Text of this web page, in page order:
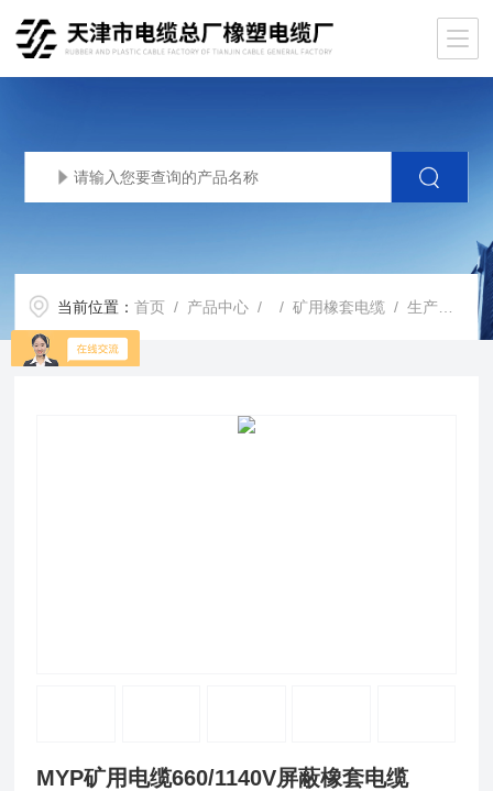
当前位置：首页 / 产品中心 / /矿用橡套电缆 / 生产基地MYP矿用电缆660/1140V屏蔽橡套电缆
MYP矿用电缆660/1140V屏蔽橡套电缆